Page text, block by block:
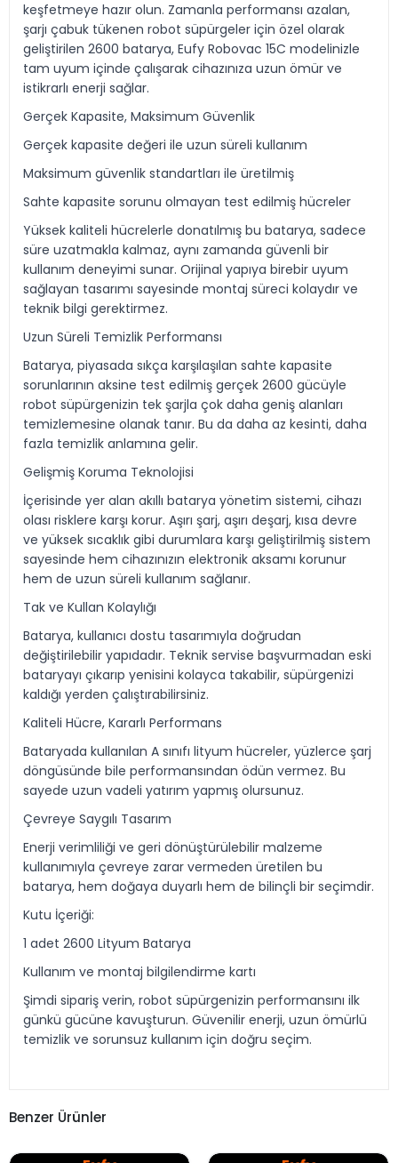
keşfetmeye hazır olun. Zamanla performansı azalan,
şarjı çabuk tükenen robot süpürgeler için özel olarak
geliştirilen 2600 batarya, Eufy Robovac 15C modelinizle
tam uyum içinde çalışarak cihazınıza uzun ömür ve
istikrarlı enerji sağlar.
Gerçek Kapasite, Maksimum Güvenlik
Gerçek kapasite değeri ile uzun süreli kullanım
Maksimum güvenlik standartları ile üretilmiş
Sahte kapasite sorunu olmayan test edilmiş hücreler
Yüksek kaliteli hücrelerle donatılmış bu batarya, sadece
süre uzatmakla kalmaz, aynı zamanda güvenli bir
kullanım deneyimi sunar. Orijinal yapıya birebir uyum
sağlayan tasarımı sayesinde montaj süreci kolaydır ve
teknik bilgi gerektirmez.
Uzun Süreli Temizlik Performansı
Batarya, piyasada sıkça karşılaşılan sahte kapasite
sorunlarının aksine test edilmiş gerçek 2600 gücüyle
robot süpürgenizin tek şarjla çok daha geniş alanları
temizlemesine olanak tanır. Bu da daha az kesinti, daha
fazla temizlik anlamına gelir.
Gelişmiş Koruma Teknolojisi
İçerisinde yer alan akıllı batarya yönetim sistemi, cihazı
olası risklere karşı korur. Aşırı şarj, aşırı deşarj, kısa devre
ve yüksek sıcaklık gibi durumlara karşı geliştirilmiş sistem
sayesinde hem cihazınızın elektronik aksamı korunur
hem de uzun süreli kullanım sağlanır.
Tak ve Kullan Kolaylığı
Batarya, kullanıcı dostu tasarımıyla doğrudan
değiştirilebilir yapıdadır. Teknik servise başvurmadan eski
bataryayı çıkarıp yenisini kolayca takabilir, süpürgenizi
kaldığı yerden çalıştırabilirsiniz.
Kaliteli Hücre, Kararlı Performans
Bataryada kullanılan A sınıfı lityum hücreler, yüzlerce şarj
döngüsünde bile performansından ödün vermez. Bu
sayede uzun vadeli yatırım yapmış olursunuz.
Çevreye Saygılı Tasarım
Enerji verimliliği ve geri dönüştürülebilir malzeme
kullanımıyla çevreye zarar vermeden üretilen bu
batarya, hem doğaya duyarlı hem de bilinçli bir seçimdir.
Kutu İçeriği:
1 adet 2600 Lityum Batarya
Kullanım ve montaj bilgilendirme kartı
Şimdi sipariş verin, robot süpürgenizin performansını ilk
günkü gücüne kavuşturun. Güvenilir enerji, uzun ömürlü
temizlik ve sorunsuz kullanım için doğru seçim.
Benzer Ürünler